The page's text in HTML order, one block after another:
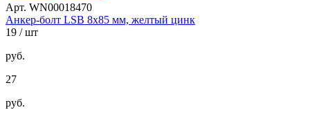
Арт. WN00018470
Анкер-болт LSB 8х85 мм, желтый цинк
19 / шт
руб.
27
руб.